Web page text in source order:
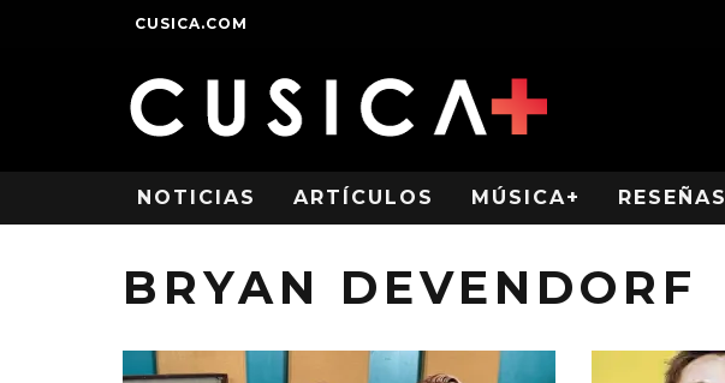
CUSICA.COM
NOTICIAS ARTÍCULOS MÚSICA+ RESEÑAS
BRYAN DEVENDORF